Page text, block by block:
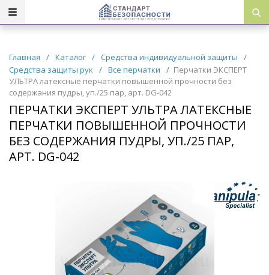
Главная / Каталог / Средства индивидуальной защиты
/
Средства защиты рук
/ Все перчатки / Перчатки ЭКСПЕРТ
УЛЬТРА латексные перчатки повышенной прочности без
содержания пудры, уп./25 пар, арт. DG-042
ПЕРЧАТКИ ЭКСПЕРТ УЛЬТРА ЛАТЕКСНЫЕ
ПЕРЧАТКИ ПОВЫШЕННОЙ ПРОЧНОСТИ
БЕЗ СОДЕРЖАНИЯ ПУДРЫ, УП./25 ПАР,
АРТ. DG-042